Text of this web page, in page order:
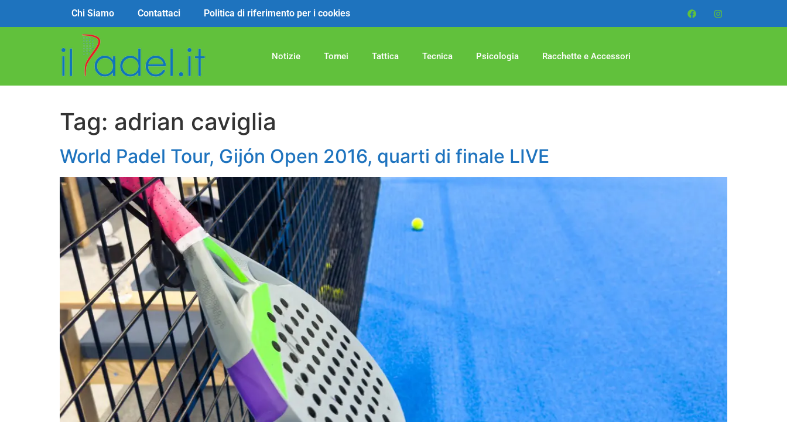
Chi Siamo Contattaci Politica di riferimento per i cookies
Notizie Tornei Tattica Tecnica Psicologia Racchette e Accessori
Tag: adrian caviglia
World Padel Tour, Gijón Open 2016, quarti di finale LIVE